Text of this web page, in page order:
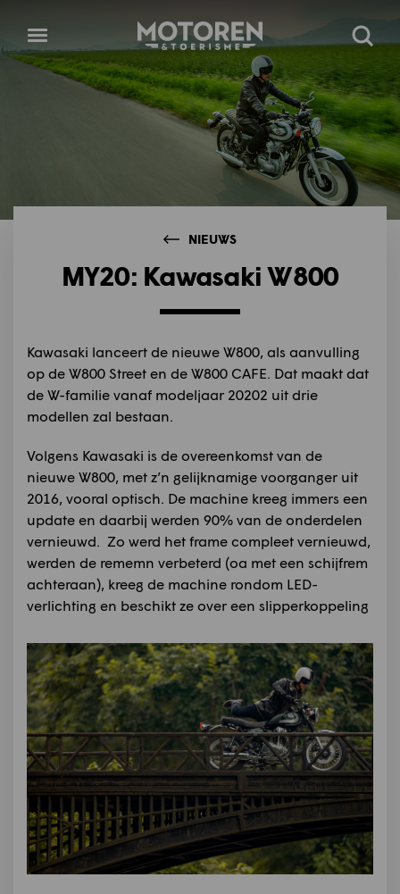
Open
menu
Homepage Zoeken
NIEUWS
MY20: Kawasaki W800
Kawasaki lanceert de nieuwe W800, als aanvulling
op de W800 Street en de W800 CAFE. Dat maakt dat
de W-familie vanaf modeljaar 20202 uit drie
modellen zal bestaan.
Volgens Kawasaki is de overeenkomst van de
nieuwe W800, met z’n gelijknamige voorganger uit
2016, vooral optisch. De machine kreeg immers een
update en daarbij werden 90% van de onderdelen
vernieuwd. Zo werd het frame compleet vernieuwd,
werden de rememn verbeterd (oa met een schijfrem
achteraan), kreeg de machine rondom LED-
verlichting en beschikt ze over een slipperkoppeling